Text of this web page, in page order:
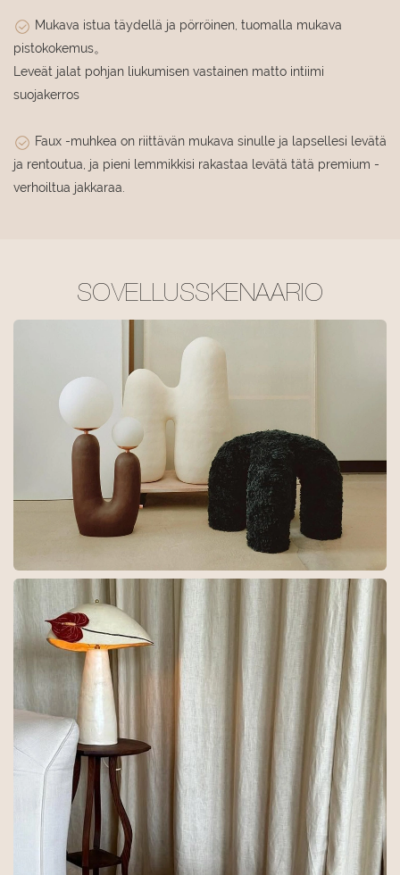
Mukava istua täydellä ja pörröinen, tuomalla mukava
pistokokemus。
Leveät jalat pohjan liukumisen vastainen matto intiimi
suojakerros
Faux -muhkea on riittävän mukava sinulle ja lapsellesi levätä
ja rentoutua, ja pieni lemmikkisi rakastaa levätä tätä premium -
verhoiltua jakkaraa.
SOVELLUSSKENAARIO